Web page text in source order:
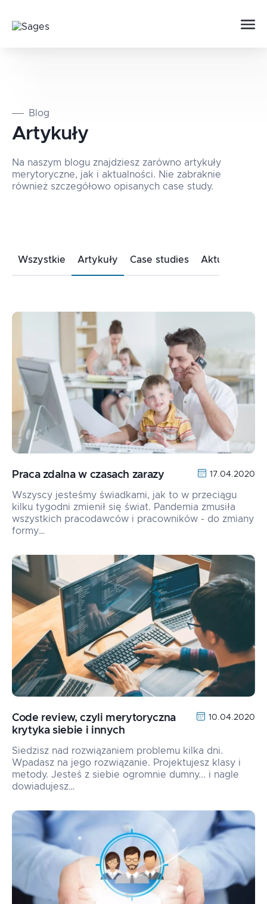
Blog
Artykuły
Na naszym blogu znajdziesz zarówno artykuły
merytoryczne, jak i aktualności. Nie zabraknie
również szczegółowo opisanych case study.
Wszystkie Artykuły Case studies Aktualności
Praca zdalna w czasach zarazy 17.04.2020
Wszyscy jesteśmy świadkami, jak to w przeciągu
kilku tygodni zmienił się świat. Pandemia zmusiła
wszystkich pracodawców i pracowników - do zmiany
formy…
Code review, czyli merytoryczna
krytyka siebie i innych
10.04.2020
Siedzisz nad rozwiązaniem problemu kilka dni.
Wpadasz na jego rozwiązanie. Projektujesz klasy i
metody. Jesteś z siebie ogromnie dumny... i nagle
dowiadujesz…